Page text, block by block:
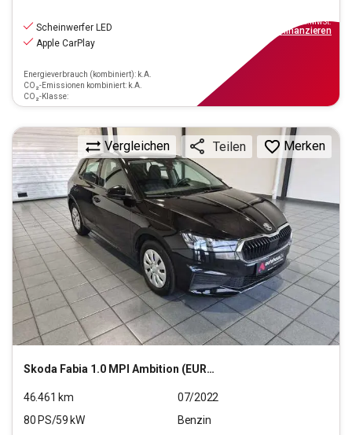
Scheinwerfer LED
Apple CarPlay
Energieverbrauch (kombiniert): k.A.
CO₂-Emissionen kombiniert: k.A.
CO₂-Klasse:
inkl.MwSt.
finanzieren
Skoda Fabia 1.0 MPI Ambition (EURO 6d)
Vergleichen Teilen Merken
46.461 km
07/2022
80 PS/59 kW
Benzin